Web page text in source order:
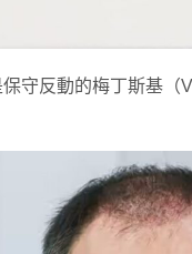
守反動的梅丁斯基（